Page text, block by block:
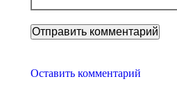
Оставить комментарий